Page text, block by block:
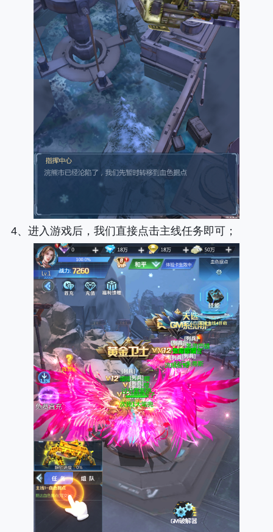
4、进入游戏后，我们直接点击主线任务即可；